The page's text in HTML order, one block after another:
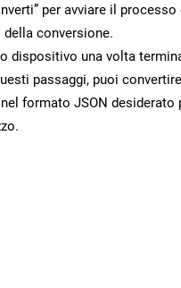
per avviare il
conversione.
dispositivo una volta
passaggi, puoi
formato JSON desiderato